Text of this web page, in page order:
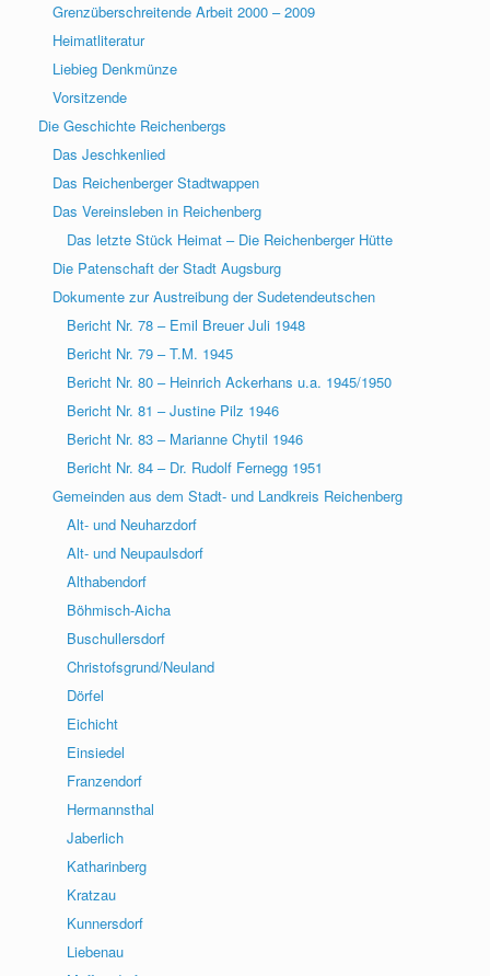
Grenzüberschreitende Arbeit 2000 – 2009
Heimatliteratur
Liebieg Denkmünze
Vorsitzende
Die Geschichte Reichenbergs
Das Jeschkenlied
Das Reichenberger Stadtwappen
Das Vereinsleben in Reichenberg
Das letzte Stück Heimat – Die Reichenberger Hütte
Die Patenschaft der Stadt Augsburg
Dokumente zur Austreibung der Sudetendeutschen
Bericht Nr. 78 – Emil Breuer Juli 1948
Bericht Nr. 79 – T.M. 1945
Bericht Nr. 80 – Heinrich Ackerhans u.a. 1945/1950
Bericht Nr. 81 – Justine Pilz 1946
Bericht Nr. 83 – Marianne Chytil 1946
Bericht Nr. 84 – Dr. Rudolf Fernegg 1951
Gemeinden aus dem Stadt- und Landkreis Reichenberg
Alt- und Neuharzdorf
Alt- und Neupaulsdorf
Althabendorf
Böhmisch-Aicha
Buschullersdorf
Christofsgrund/Neuland
Dörfel
Eichicht
Einsiedel
Franzendorf
Hermannsthal
Jaberlich
Katharinberg
Kratzau
Kunnersdorf
Liebenau